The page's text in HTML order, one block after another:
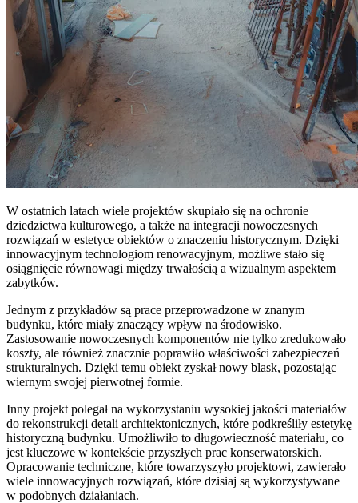
W ostatnich latach wiele projektów skupiało się na ochronie
dziedzictwa kulturowego, a także na integracji nowoczesnych
rozwiązań w estetyce obiektów o znaczeniu historycznym. Dzięki
innowacyjnym technologiom renowacyjnym, możliwe stało się
osiągnięcie równowagi między trwałością a wizualnym aspektem
zabytków.
Jednym z przykładów są prace przeprowadzone w znanym
budynku, które miały znaczący wpływ na środowisko.
Zastosowanie nowoczesnych komponentów nie tylko zredukowało
koszty, ale również znacznie poprawiło właściwości zabezpieczeń
strukturalnych. Dzięki temu obiekt zyskał nowy blask, pozostając
wiernym swojej pierwotnej formie.
Inny projekt polegał na wykorzystaniu wysokiej jakości materiałów
do rekonstrukcji detali architektonicznych, które podkreśliły estetykę
historyczną budynku. Umożliwiło to długowieczność materiału, co
jest kluczowe w kontekście przyszłych prac konserwatorskich.
Opracowanie techniczne, które towarzyszyło projektowi, zawierało
wiele innowacyjnych rozwiązań, które dzisiaj są wykorzystywane
w podobnych działaniach.